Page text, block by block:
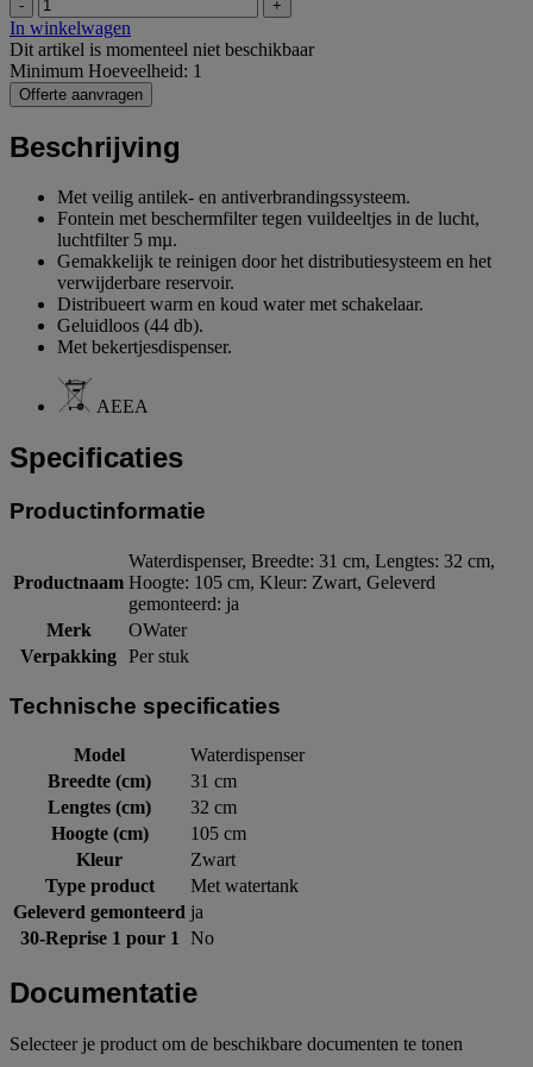
- +
In winkelwagen
Dit artikel is momenteel niet beschikbaar
Minimum Hoeveelheid: 1
Offerte aanvragen
Beschrijving
Met veilig antilek- en antiverbrandingssysteem.
Fontein met beschermfilter tegen vuildeeltjes in de lucht,
luchtfilter 5 mµ.
Gemakkelijk te reinigen door het distributiesysteem en het
verwijderbare reservoir.
Distribueert warm en koud water met schakelaar.
Geluidloos (44 db).
Met bekertjesdispenser.
AEEA
Specificaties
Productinformatie
Productnaam
Waterdispenser, Breedte: 31 cm, Lengtes: 32 cm,
Hoogte: 105 cm, Kleur: Zwart, Geleverd
gemonteerd: ja
Merk
OWater
Verpakking Per stuk
Technische specificaties
Model
Waterdispenser
Breedte (cm)
31 cm
Lengtes (cm)
32 cm
Hoogte (cm)
105 cm
Kleur
Zwart
Type product
Met watertank
Geleverd gemonteerd ja
30-Reprise 1 pour 1 No
Documentatie
Selecteer je product om de beschikbare documenten te tonen